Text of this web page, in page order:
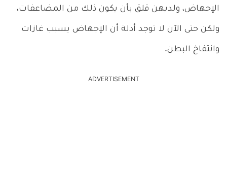
الإجهاض، ولديهن قلق بأن يكون ذلك من المضاعفات،
ولكن حتى الآن لا توجد أدلة أن الإجهاض يسبب غازات
وانتفاخ البطن.
ADVERTISEMENT